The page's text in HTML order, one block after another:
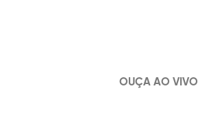
OUÇA AO VIVO